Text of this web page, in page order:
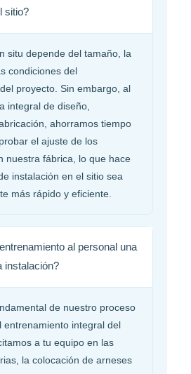
sitio?
situ depende del tamaño, la
condiciones del
proyecto. Sin embargo, al
integral de diseño,
ahorramos tiempo
el ajuste de los
nuestra fábrica, lo que hace
instalación en el sitio sea
más rápido y eficiente.
al personal una
instalación?
de nuestro proceso
entrenamiento integral del
a tu equipo en las
la colocación de arneses